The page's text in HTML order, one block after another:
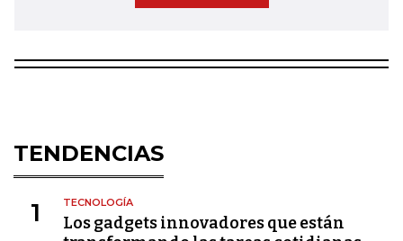
TENDENCIAS
1 TECNOLOGÍA
Los gadgets innovadores que están